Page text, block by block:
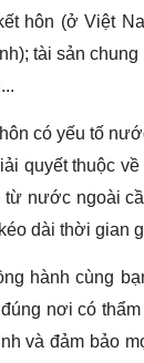
hôn (ở Việt
tài sản
có yếu tố
quyết thuộc
nước ngoài
dài thời gian
hành cùng
nơi có
và đảm bảo